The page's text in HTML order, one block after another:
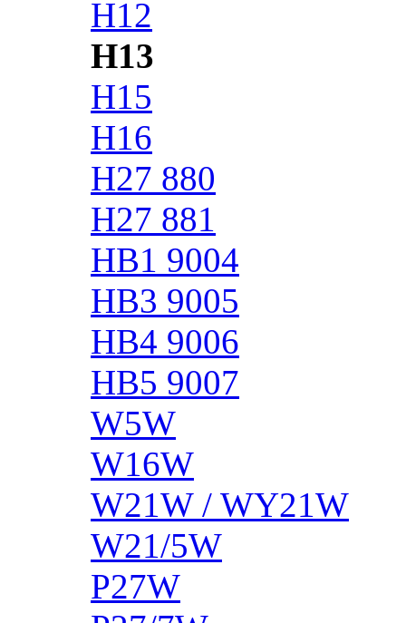
H12
H13
H15
H16
H27 880
H27 881
HB1 9004
HB3 9005
HB4 9006
HB5 9007
W5W
W16W
W21W / WY21W
W21/5W
P27W